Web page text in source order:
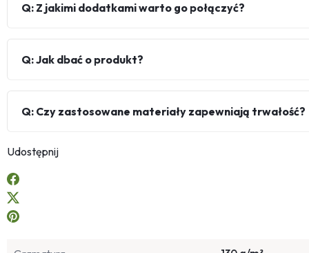
Q: Z jakimi dodatkami warto go połączyć?
Q: Jak dbać o produkt?
Q: Czy zastosowane materiały zapewniają trwałość?
Udostępnij